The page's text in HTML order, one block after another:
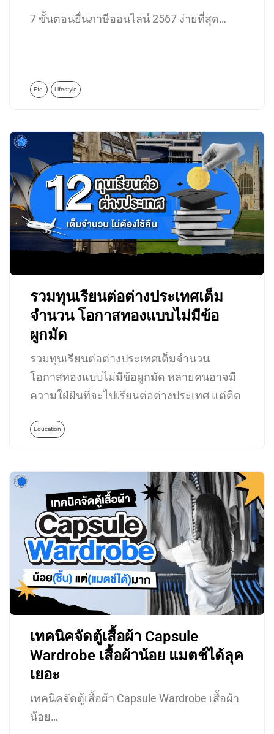
7 ขั้นตอนยื่นภาษีออนไลน์ 2567 ง่ายที่สุด…
Etc. Lifestyle
รวมทุนเรียนต่อต่างประเทศเต็ม
จำนวน โอกาสทองแบบไม่มีข้อ
ผูกมัด
รวมทุนเรียนต่อต่างประเทศเต็มจำนวน
โอกาสทองแบบไม่มีข้อผูกมัด หลายคนอาจมี
ความใฝ่ฝันที่จะไปเรียนต่อต่างประเทศ แต่ติด
Education
เทคนิคจัดตู้เสื้อผ้า Capsule
Wardrobe เสื้อผ้าน้อย แมตช์ได้ลุค
เยอะ
เทคนิคจัดตู้เสื้อผ้า Capsule Wardrobe เสื้อผ้า
น้อย…